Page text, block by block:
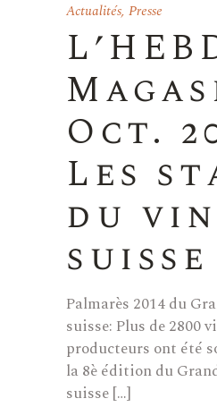
Actualités, Presse
Oct.
Les
du vin
suisse
Palmarès 2014 du
suisse: Plus de 2800
producteurs ont été
la 8è édition du
suisse […]